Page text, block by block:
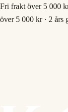
Fri frakt över 5 000
över 5 000 kr · 2 års